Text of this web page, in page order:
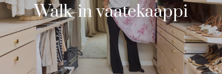
Walk-in vaatekaappi